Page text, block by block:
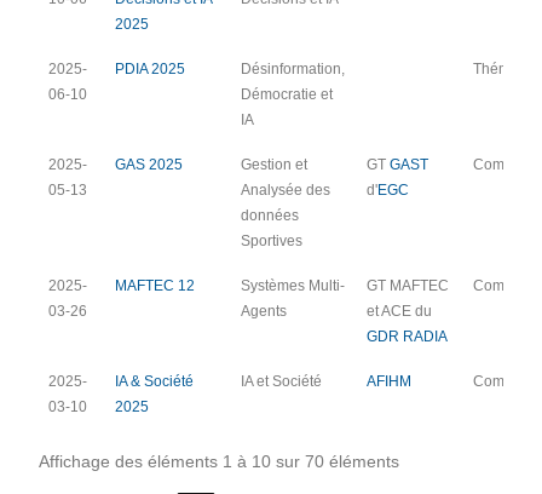
2025
2025-
06-10
PDIA 2025
Désinformation,
Démocratie et
IA
2025-
05-13
GAS 2025
Gestion et
Analysée des
données
Sportives
GT GAST
d'EGC
Commune
2025-
03-26
MAFTEC 12
Systèmes Multi-
Agents
GT MAFTEC
et ACE du
GDR RADIA
Commune
2025-
03-10
IA & Société
2025
IA et Société AFIHM Commune
Affichage des éléments 1 à 10 sur 70 éléments